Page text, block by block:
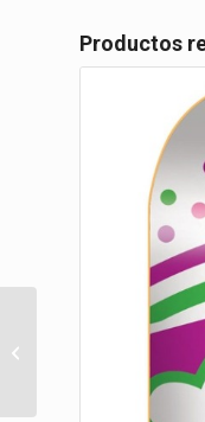
Productos
The Heshcutioner 9.00in